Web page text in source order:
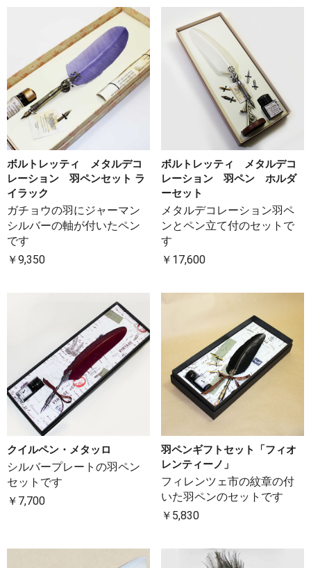
ボルトレッティ メタルデコ
レーション 羽ペンセット ラ
イラック
ガチョウの羽にジャーマン
シルバーの軸が付いたペン
です
￥9,350
ボルトレッティ メタルデコ
レーション 羽ペン ホルダ
ーセット
メタルデコレーション羽ペ
ンとペン立て付のセットで
す
￥17,600
クイルペン・メタッロ
シルバープレートの羽ペン
セットです
￥7,700
羽ペンギフトセット「フィオ
レンティーノ」
フィレンツェ市の紋章の付
いた羽ペンのセットです
￥5,830